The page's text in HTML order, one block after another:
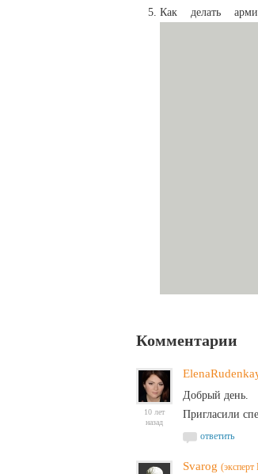
Как делать
Комментарии
10 лет
назад
Добрый день.
Пригласили
ответить
Svarog